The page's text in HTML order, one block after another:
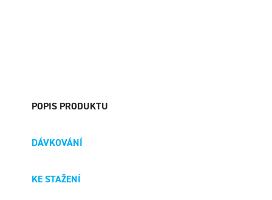
POPIS PRODUKTU
DÁVKOVÁNÍ
KE STAŽENÍ